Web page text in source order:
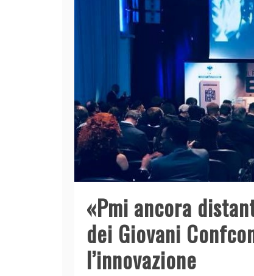
«Pmi ancora
dei Giovani
l’innovazione